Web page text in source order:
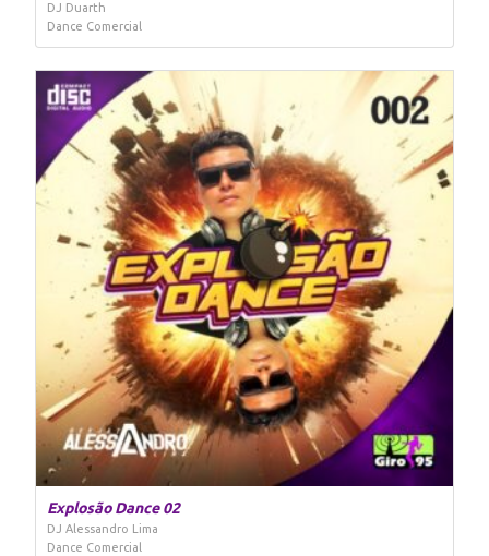
DJ Duarth
Dance Comercial
Explosão Dance 02
DJ Alessandro Lima
Dance Comercial